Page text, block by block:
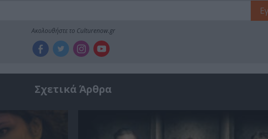
Ακολουθήστε το Culturenow.gr
Σχετικά Άρθρα